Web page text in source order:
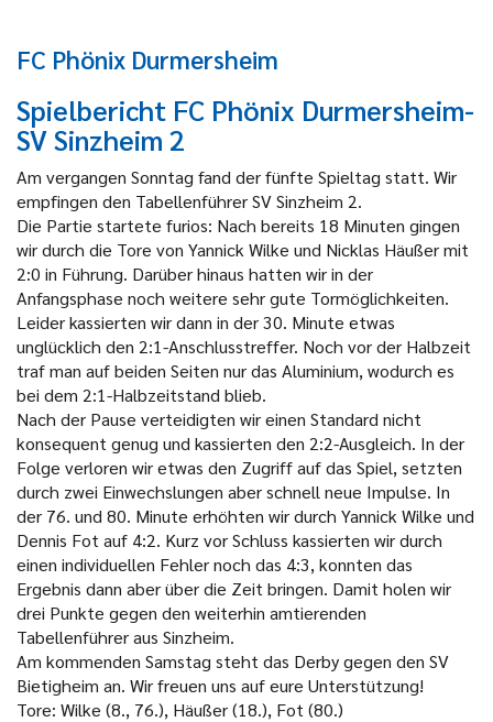
FC Phönix Durmersheim
Spielbericht FC Phönix Durmersheim-
SV Sinzheim 2
Am vergangen Sonntag fand der fünfte Spieltag statt. Wir
empfingen den Tabellenführer SV Sinzheim 2.
Die Partie startete furios: Nach bereits 18 Minuten gingen
wir durch die Tore von Yannick Wilke und Nicklas Häußer mit
2:0 in Führung. Darüber hinaus hatten wir in der
Anfangsphase noch weitere sehr gute Tormöglichkeiten.
Leider kassierten wir dann in der 30. Minute etwas
unglücklich den 2:1-Anschlusstreffer. Noch vor der Halbzeit
traf man auf beiden Seiten nur das Aluminium, wodurch es
bei dem 2:1-Halbzeitstand blieb.
Nach der Pause verteidigten wir einen Standard nicht
konsequent genug und kassierten den 2:2-Ausgleich. In der
Folge verloren wir etwas den Zugriff auf das Spiel, setzten
durch zwei Einwechslungen aber schnell neue Impulse. In
der 76. und 80. Minute erhöhten wir durch Yannick Wilke und
Dennis Fot auf 4:2. Kurz vor Schluss kassierten wir durch
einen individuellen Fehler noch das 4:3, konnten das
Ergebnis dann aber über die Zeit bringen. Damit holen wir
drei Punkte gegen den weiterhin amtierenden
Tabellenführer aus Sinzheim.
Am kommenden Samstag steht das Derby gegen den SV
Bietigheim an. Wir freuen uns auf eure Unterstützung!
Tore: Wilke (8., 76.), Häußer (18.), Fot (80.)